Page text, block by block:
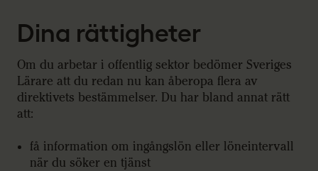
Dina rättigheter
Om du arbetar i offentlig sektor bedömer Sveriges
Lärare att du redan nu kan åberopa flera av
direktivets bestämmelser. Du har bland annat rätt
att:
få information om ingångslön eller löneintervall
när du söker en tjänst